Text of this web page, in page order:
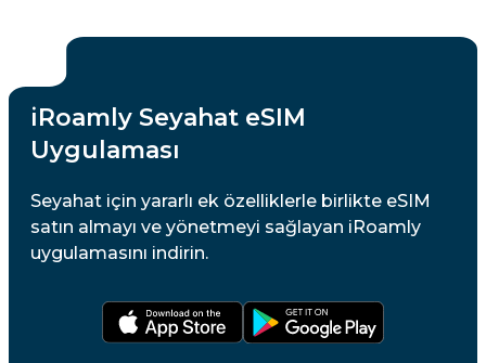
iRoamly Seyahat eSIM
Uygulaması
Seyahat için yararlı ek özelliklerle birlikte eSIM
satın almayı ve yönetmeyi sağlayan iRoamly
uygulamasını indirin.